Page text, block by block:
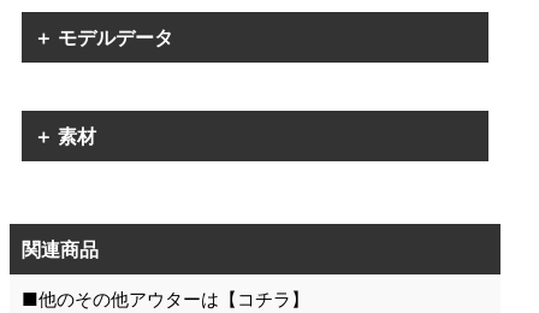
＋ モデルデータ
＋ 素材
関連商品
■他のその他アウターは【 コチラ 】